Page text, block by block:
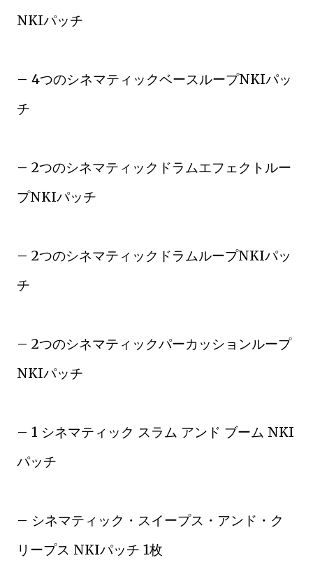
NKIパッチ
– 4つのシネマティックベースループNKIパッ
チ
– 2つのシネマティックドラムエフェクトルー
プNKIパッチ
– 2つのシネマティックドラムループNKIパッ
チ
– 2つのシネマティックパーカッションループ
NKIパッチ
– 1 シネマティック スラム アンド ブーム NKI
パッチ
– シネマティック・スイープス・アンド・ク
リープス NKIパッチ 1枚